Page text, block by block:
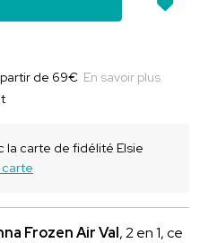
de 69€ En savoir plus
la carte de fidélité Elsie
carte
Frozen Air Val, 2 en 1, ce